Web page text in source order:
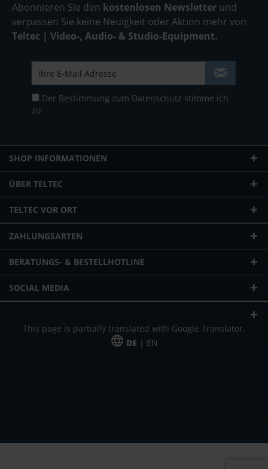
Abonnieren Sie den kostenlosen Newsletter und
verpassen Sie keine Neuigkeit oder Aktion mehr von
Teltec | Video-, Audio- & Studio-Equipment.
Der Bestimmung zum Datenschutz stimme ich
zu
SHOP INFORMATIONEN
ÜBER TELTEC
TELTEC VOR ORT
ZAHLUNGSARTEN
BERATUNGS- & BESTELLHOTLINE
SOCIAL MEDIA
This page is partially translated with Google Translator.
DE | EN